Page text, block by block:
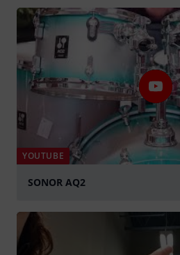
YOUTUBE
SONOR AQ2